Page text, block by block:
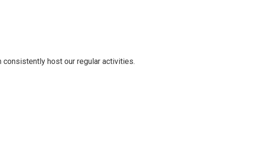
consistently host our regular activities.